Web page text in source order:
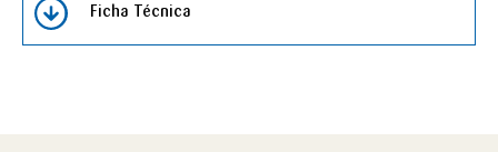
Ficha Técnica